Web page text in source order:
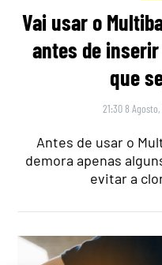
Vai usar o
antes de
que
21:30 8
Antes de usar o
demora apenas
evitar a